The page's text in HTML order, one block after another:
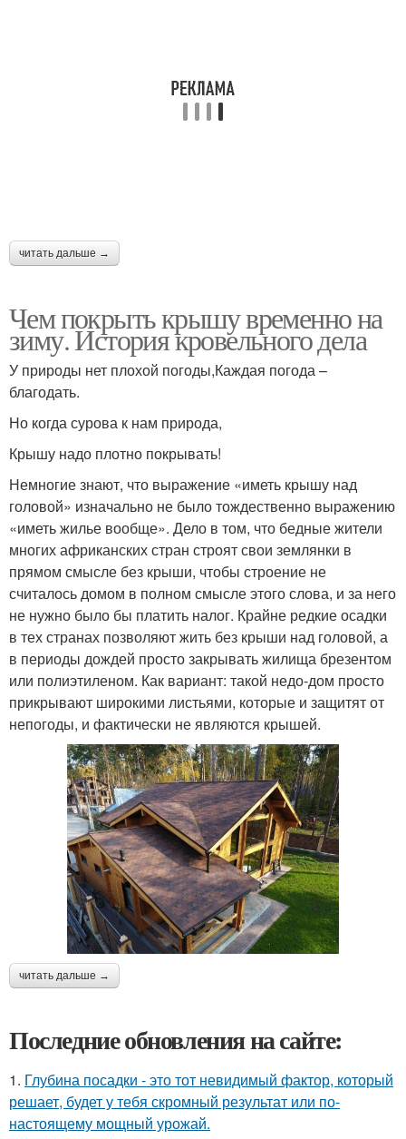
читать дальше →
Чем покрыть крышу временно на
зиму. История кровельного дела
У природы нет плохой погоды,Каждая погода –
благодать.
Но когда сурова к нам природа,
Крышу надо плотно покрывать!
Немногие знают, что выражение «иметь крышу над
головой» изначально не было тождественно выражению
«иметь жилье вообще». Дело в том, что бедные жители
многих африканских стран строят свои землянки в
прямом смысле без крыши, чтобы строение не
считалось домом в полном смысле этого слова, и за него
не нужно было бы платить налог. Крайне редкие осадки
в тех странах позволяют жить без крыши над головой, а
в периоды дождей просто закрывать жилища брезентом
или полиэтиленом. Как вариант: такой недо-дом просто
прикрывают широкими листьями, которые и защитят от
непогоды, и фактически не являются крышей.
читать дальше →
Последние обновления на сайте:
1. Глубина посадки - это тот невидимый фактор, который
решает, будет у тебя скромный результат или по-
настоящему мощный урожай.